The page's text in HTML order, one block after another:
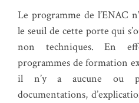
Le programme de l’ENAC
le seuil de cette porte qui
non techniques. En
programmes de formation
il n’y a aucune ou
documentations,